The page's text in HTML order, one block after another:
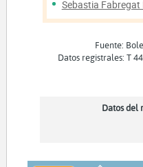
Sebastia Fabregat
Fuente:
Datos registrales: T
Datos del